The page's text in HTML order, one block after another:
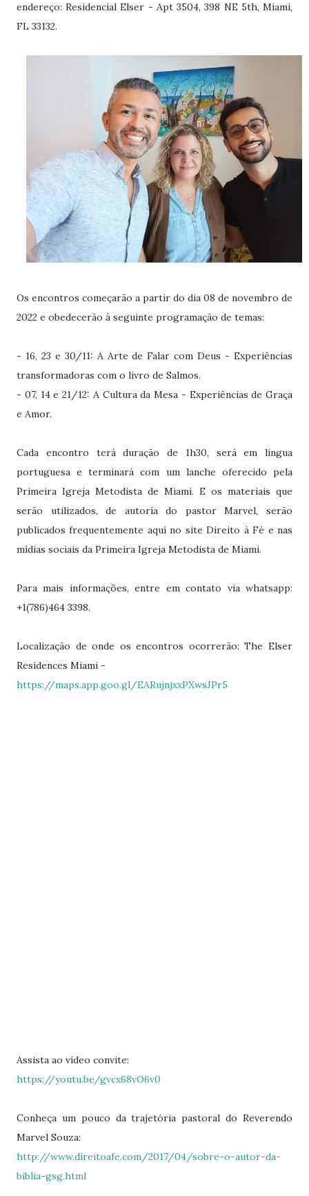
endereço: Residencial Elser - Apt 3504, 398 NE 5th, Miami,
FL 33132.
Os encontros começarão a partir do dia 08 de novembro de
2022 e obedecerão à seguinte programação de temas:
- 16, 23 e 30/11: A Arte de Falar com Deus - Experiências
transformadoras com o livro de Salmos.
- 07, 14 e 21/12: A Cultura da Mesa - Experiências de Graça
e Amor.
Cada encontro terá duração de 1h30, será em língua
portuguesa e terminará com um lanche oferecido pela
Primeira Igreja Metodista de Miami. E os materiais que
serão utilizados, de autoría do pastor Marvel, serão
publicados frequentemente aquí no site Direito à Fé e nas
mídias sociais da Primeira Igreja Metodista de Miami.
Para mais informações, entre em contato via whatsapp:
+1(786)464 3398.
Localização de onde os encontros ocorrerão: The Elser
Residences Miami -
https://maps.app.goo.gl/EARujnjxxPXwsJPr5
Assista ao vídeo convite:
https://youtu.be/gvcx68vO6v0
Conheça um pouco da trajetória pastoral do Reverendo
Marvel Souza:
http://www.direitoafe.com/2017/04/sobre-o-autor-da-
biblia-gsg.html